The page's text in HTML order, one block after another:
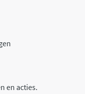
en acties.